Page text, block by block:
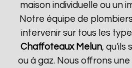
maison individuelle ou un
Notre équipe de
intervenir sur tous les
Chaffoteaux Melun, qu'ils
ou à gaz. Nous offrons